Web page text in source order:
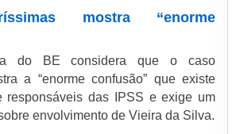
mostra “enorme
do BE considera que o caso
a “enorme confusão” que existe
responsáveis das IPSS e exige um
envolvimento de Vieira da Silva.